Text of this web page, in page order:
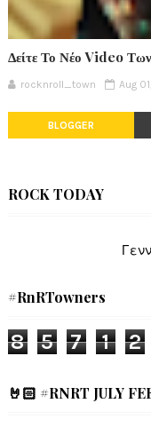
Δείτε Το Νέο Video
rocknroll_town Aug
BLOGGER
ROCK TODAY
#RnRTowners
8 5 7 1 2
🤘🏻 #RNRT JULY